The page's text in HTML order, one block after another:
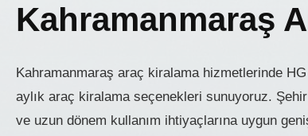
Kahramanmaraş
Kahramanmaraş araç kiralama hizmetlerinde
aylık araç kiralama seçenekleri sunuyoruz.
ve uzun dönem kullanım ihtiyaçlarına uygun